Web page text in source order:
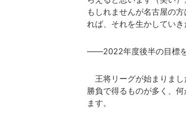
もしれませんが名古屋の
れば、それを生かしていき
――2022年度後半の目標を
王将リーグが始まりまし
勝負で得るものが多く、
ます。